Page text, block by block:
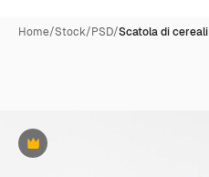
Home/Stock/PSD/Scatola di cereali
Premium